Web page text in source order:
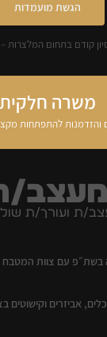
הגשת מועמדות
קודם בתחום המלצרות –
משרה חלקית
והזדמנות להתפתחות
מעצב/
ת ועורך/ת
בשת״פ עם צוות המטבח
אביזרים וקישוטים